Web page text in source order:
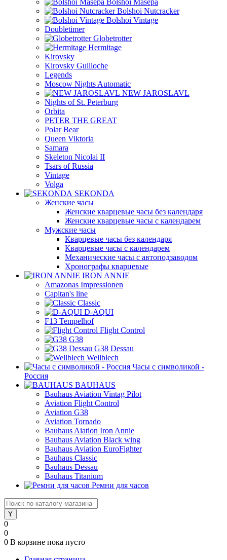
Bolshoi Masepa
Bolshoi Nutcracker
Bolshoi Vintage
Doubletimer
Globetrotter
Hermitage
Kirovsky
Kirovsky Guilloche
Legends
Moscow Nights Automatic
NEW JAROSLAVL
Nights of St. Peterburg
Orbita
PETER THE GREAT
Polar Bear
Queen Viktoria
Samara
Skeleton Nicolai II
Tsars of Russia
Vintage
Volga
SEKONDA
Женские часы
Женские кварцевые часы без календаря
Женские кварцевые часы с календарем
Мужские часы
Кварцевые часы без календаря
Кварцевые часы с календарем
Механические часы с автоподзаводом
Хронографы кварцевые
IRON ANNIE
Amazonas Impressionen
Capitan's line
Classic
D-AQUI
F13 Tempelhof
Flight Control
G38
G38 Dessau
Wellblech
Часы с символикой -
Россия
BAUHAUS
Bauhaus Aviation Vintag Pilot
Aviation Flight Control
Aviation G38
Aviation Tornado
Bauhaus Aiation Iron Annie
Bauhaus Aviation Black wing
Bauhaus Aviation EuroFighter
Bauhaus Classic
Bauhaus Dessau
Bauhaus Titanium
Ремни для часов
0
0
0 В корзине пока пусто